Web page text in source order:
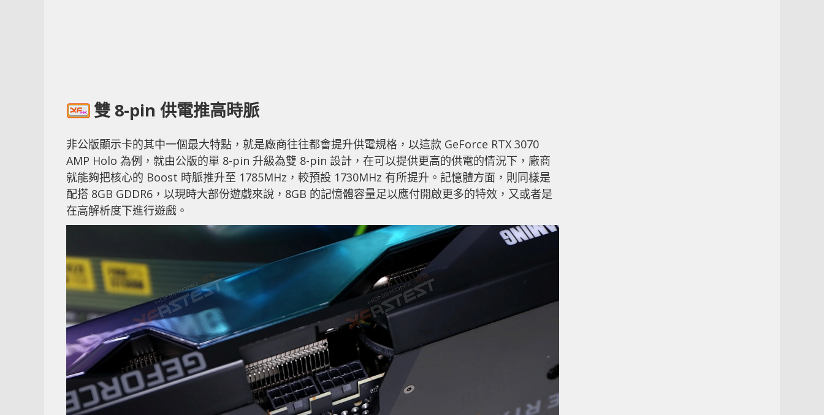
雙 8-pin 供電推高時脈
非公版顯示卡的其中一個最大特點，就是廠商往往都會提升供電規格，以這款 GeForce RTX 3070
AMP Holo 為例，就由公版的單 8-pin 升級為雙 8-pin 設計，在可以提供更高的供電的情況下，廠商
就能夠把核心的 Boost 時脈推升至 1785MHz，較預設 1730MHz 有所提升。記憶體方面，則同樣是
配搭 8GB GDDR6，以現時大部份遊戲來說，8GB 的記憶體容量足以應付開啟更多的特效，又或者是
在高解析度下進行遊戲。